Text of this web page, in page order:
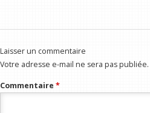
Laisser un commentaire
Votre adresse e-mail ne sera pas publiée.
Commentaire *